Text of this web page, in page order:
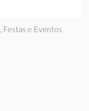
, Festas e Eventos